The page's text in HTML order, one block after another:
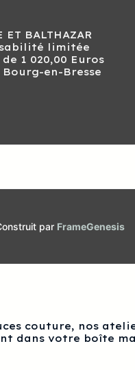
ET BALTHAZAR
limitée
1 020,00 Euros
Bourg-en-Bresse
par FrameGenesis
couture, nos
dans votre boîte